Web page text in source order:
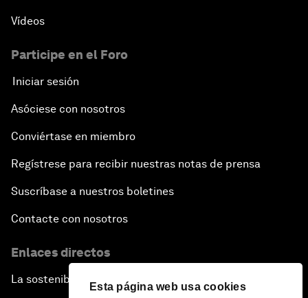
Esta página web usa cookies
Vídeos
Participe en el Foro
Iniciar sesión
Asóciese con nosotros
Conviértase en miembro
Regístrese para recibir nuestras notas de prensa
Suscríbase a nuestros boletines
Contacte con nosotros
Enlaces directos
La sostenibilidad en el Foro